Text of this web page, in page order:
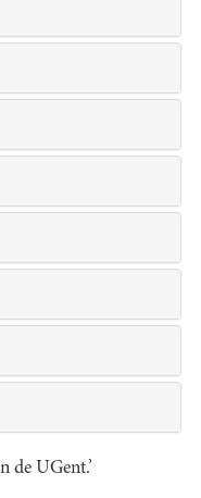
de UGent.’